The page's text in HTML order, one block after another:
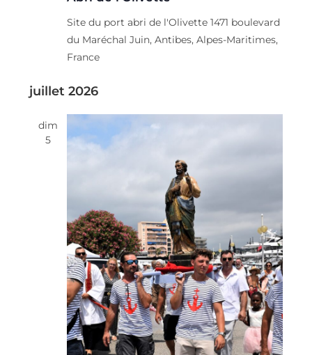
Site du port abri de l'Olivette 1471 boulevard
du Maréchal Juin, Antibes, Alpes-Maritimes,
France
juillet 2026
dim
5